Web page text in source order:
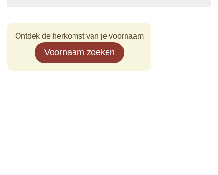
Ontdek de herkomst van je voornaam
Voornaam zoeken